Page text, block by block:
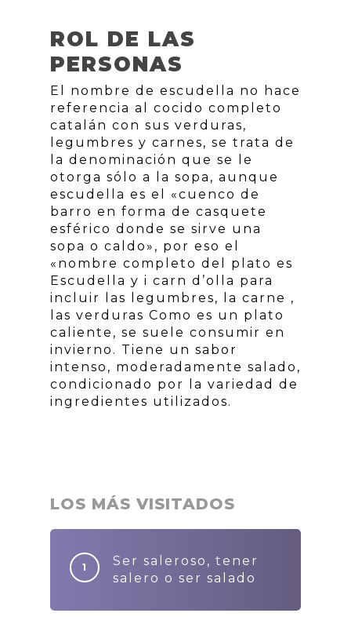
ROL DE LAS
PERSONAS
El nombre de escudella no hace
referencia al cocido completo
catalán con sus verduras,
legumbres y carnes, se trata de
la denominación que se le
otorga sólo a la sopa, aunque
escudella es el «cuenco de
barro en forma de casquete
esférico donde se sirve una
sopa o caldo», por eso el
«nombre completo del plato es
Escudella y i carn d’olla para
incluir las legumbres, la carne ,
las verduras Como es un plato
caliente, se suele consumir en
invierno. Tiene un sabor
intenso, moderadamente salado,
condicionado por la variedad de
ingredientes utilizados.
LOS MÁS VISITADOS
Ser saleroso, tener
salero o ser salado